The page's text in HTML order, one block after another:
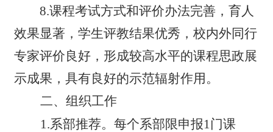
8.课程考试方式和评价办法完善，育人
效果显著，学生评教结果优秀，校内外同行
专家评价良好，形成较高水平的课程思政展
示成果，具有良好的示范辐射作用。
二、组织工作
1.系部推荐。每个系部限申报1门课